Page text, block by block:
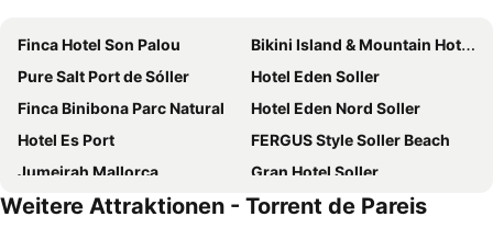
Finca Hotel Son Palou
Bikini Island & Mountain Hotel Port de Sóller
Pure Salt Port de Sóller
Hotel Eden Soller
Finca Binibona Parc Natural
Hotel Eden Nord Soller
Hotel Es Port
FERGUS Style Soller Beach
Jumeirah Mallorca
Gran Hotel Soller
Hotel Marina & Wellness Spa
Son Sant Jordi
Weitere Attraktionen - Torrent de Pareis